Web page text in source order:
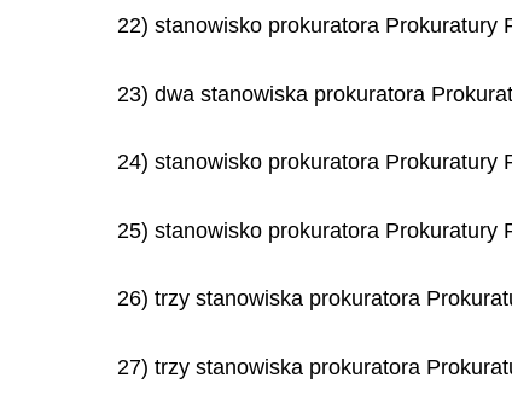
22) stanowisko prokuratora Prokuratury
23) dwa stanowiska prokuratora
24) stanowisko prokuratora Prokuratury
25) stanowisko prokuratora Prokuratury
26) trzy stanowiska prokuratora
27) trzy stanowiska prokuratora